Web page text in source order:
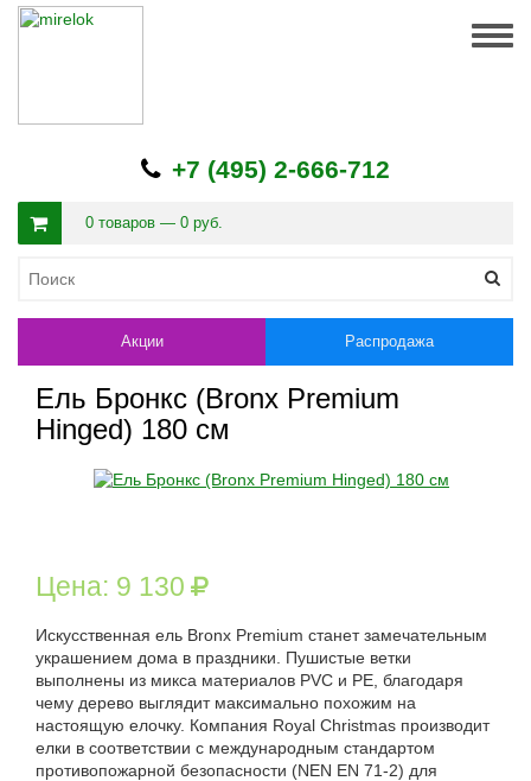
+7 (495) 2-666-712
0 товаров — 0 руб.
Акции Распродажа
Ель Бронкс (Bronx Premium
Hinged) 180 см
Цена: 9 130
Искусственная ель Bronx Premium станет замечательным
украшением дома в праздники. Пушистые ветки
выполнены из микса материалов PVC и PE, благодаря
чему дерево выглядит максимально похожим на
настоящую елочку. Компания Royal Christmas производит
елки в соответствии с международным стандартом
противопожарной безопасности (NEN EN 71-2) для